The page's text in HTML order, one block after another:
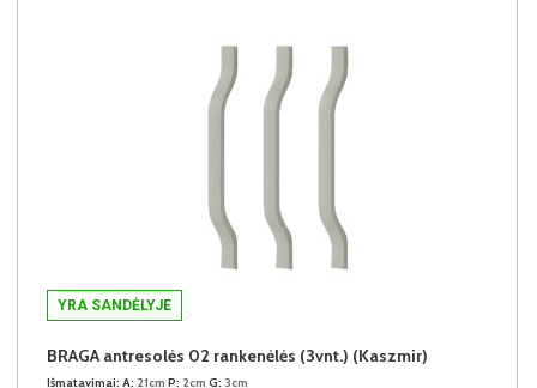
YRA SANDĖLYJE
BRAGA antresolės 02 rankenėlės (3vnt.) (Kaszmir)
Išmatavimai: A: 21cm P: 2cm G: 3cm